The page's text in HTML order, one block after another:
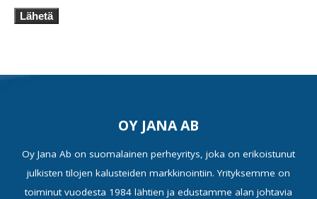
Lähetä
OY JANA AB
Oy Jana Ab on suomalainen perheyritys, joka on erikoistunut
julkisten tilojen kalusteiden markkinointiin. Yrityksemme on
toiminut vuodesta 1984 lähtien ja edustamme alan johtavia